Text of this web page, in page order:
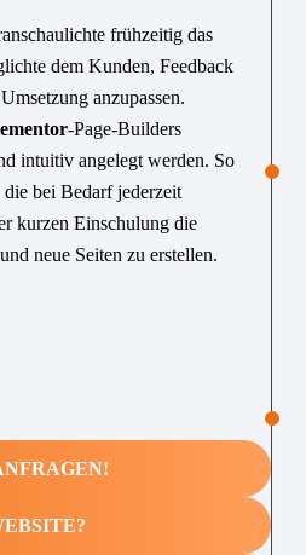
frühzeitig das
dem Kunden, Feedback
anzupassen.
-Page-Builders
intuitiv angelegt werden. So
bei Bedarf jederzeit
kurzen Einschulung die
neue Seiten zu erstellen.